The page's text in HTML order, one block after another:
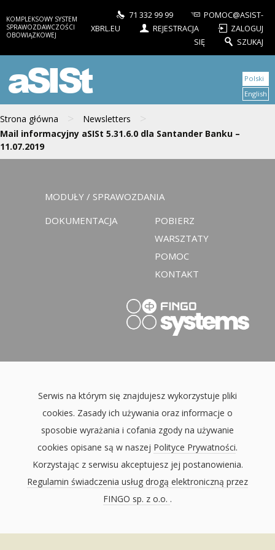
KOMPLEKSOWY SYSTEM
SPRAWOZDAWCZOŚCI
OBOWIĄZKOWEJ
71 332 99 99
POMOC@ASIST-
XBRL.EU
REJESTRACJA
ZALOGUJ
SIĘ
SZUKAJ
aSISt
Strona główna > Newsletters >
Mail informacyjny aSISt 5.31.6.0 dla Santander Banku –
11.07.2019
Polski
English
MODUŁY / SPRAWOZDANIA
DOKUMENTACJA
POBIERZ
WARSZTATY
POMOC
KONTAKT
Serwis na którym się znajdujesz wykorzystuje pliki
cookies. Zasady ich używania oraz informacje o
sposobie wyrażania i cofania zgody na używanie
cookies opisane są w naszej Polityce Prywatności.
Korzystając z serwisu akceptujesz jej postanowienia.
Regulamin świadczenia usług drogą elektroniczną przez
FINGO sp. z o.o. .